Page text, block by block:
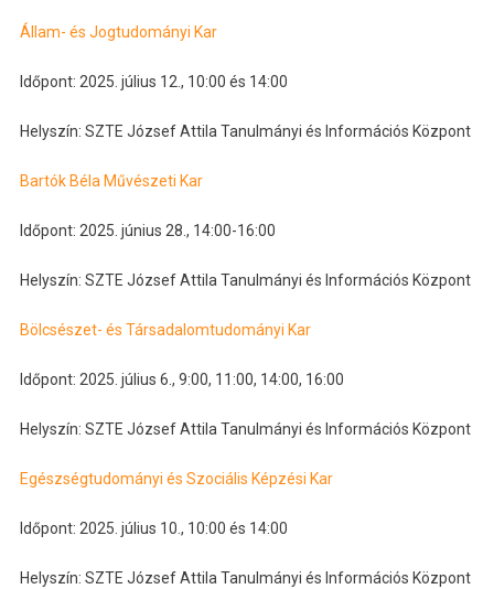
Állam- és Jogtudományi Kar
Időpont: 2025. július 12., 10:00 és 14:00
Helyszín: SZTE József Attila Tanulmányi és Információs Központ
Bartók Béla Művészeti Kar
Időpont: 2025. június 28., 14:00-16:00
Helyszín: SZTE József Attila Tanulmányi és Információs Központ
Bölcsészet- és Társadalomtudományi Kar
Időpont: 2025. július 6., 9:00, 11:00, 14:00, 16:00
Helyszín: SZTE József Attila Tanulmányi és Információs Központ
Egészségtudományi és Szociális Képzési Kar
Időpont: 2025. július 10., 10:00 és 14:00
Helyszín: SZTE József Attila Tanulmányi és Információs Központ